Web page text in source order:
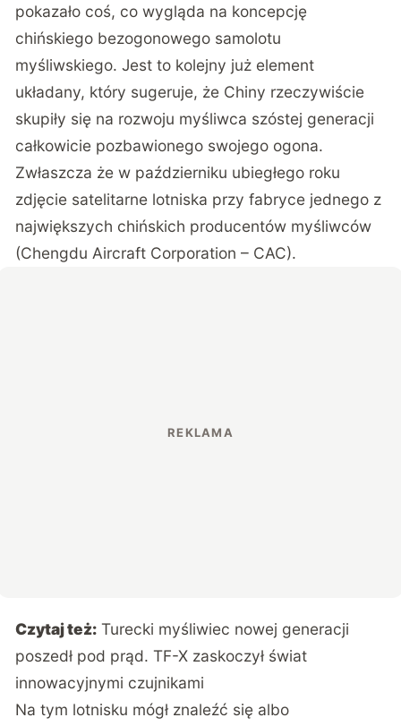
pokazało coś, co wygląda na koncepcję
chińskiego bezogonowego samolotu
myśliwskiego. Jest to kolejny już element
układany, który sugeruje, że Chiny rzeczywiście
skupiły się na rozwoju myśliwca szóstej generacji
całkowicie pozbawionego swojego ogona.
Zwłaszcza że w październiku ubiegłego roku
zdjęcie satelitarne lotniska przy fabryce jednego z
największych chińskich producentów myśliwców
(Chengdu Aircraft Corporation – CAC).
Czytaj też: Turecki myśliwiec nowej generacji
poszedł pod prąd. TF-X zaskoczył świat
innowacyjnymi czujnikami
Na tym lotnisku mógł znaleźć się albo